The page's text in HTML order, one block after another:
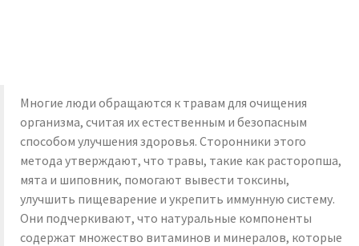
Многие люди обращаются к травам для очищения
организма, считая их естественным и безопасным
способом улучшения здоровья. Сторонники этого
метода утверждают, что травы, такие как расторопша,
мята и шиповник, помогают вывести токсины,
улучшить пищеварение и укрепить иммунную систему.
Они подчеркивают, что натуральные компоненты
содержат множество витаминов и минералов, которые